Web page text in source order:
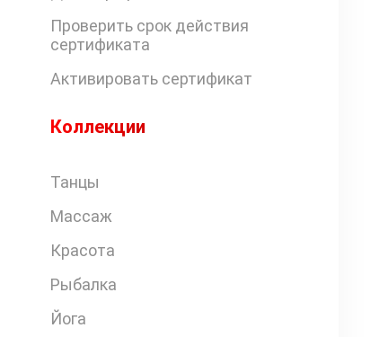
Проверить срок действия
сертификата
Активировать сертификат
Коллекции
Танцы
Массаж
Красота
Рыбалка
Йога